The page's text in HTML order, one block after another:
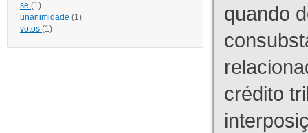
se (1)
unanimidade (1)
votos (1)
quando
crédito